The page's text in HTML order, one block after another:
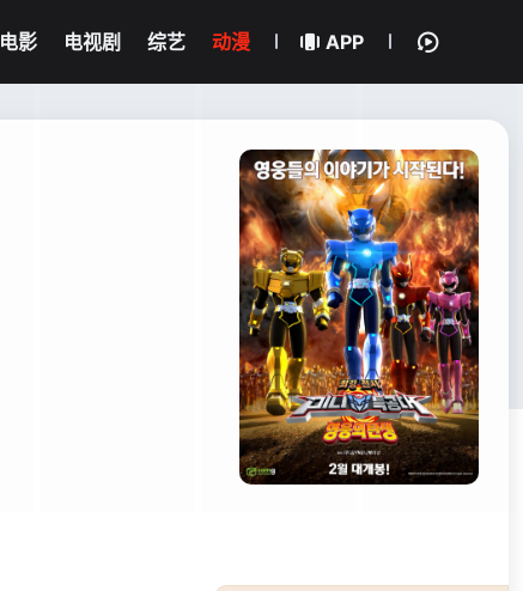
电影 电视剧 综艺 动漫 APP